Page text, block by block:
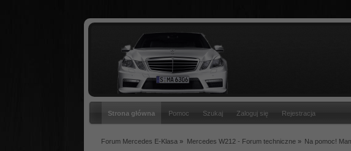
Strona główna Pomoc Szukaj Zaloguj się Rejestracja
Forum Mercedes E-Klasa » Mercedes W212 - Forum techniczne» Na pomoc!